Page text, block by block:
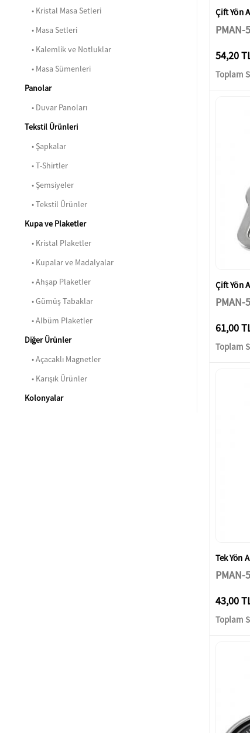
• Kristal Masa Setleri
• Masa Setleri
• Kalemlik ve Notluklar
• Masa Sümenleri
Panolar
• Duvar Panoları
Tekstil Ürünleri
• Şapkalar
• T-Shirtler
• Şemsiyeler
• Tekstil Ürünler
Kupa ve Plaketler
• Kristal Plaketler
• Kupalar ve Madalyalar
• Ahşap Plaketler
• Gümüş Tabaklar
• Albüm Plaketler
Diğer Ürünler
• Açacaklı Magnetler
• Karışık Ürünler
Kolonyalar
Çift Yön
PMAN-
54,20
Toplam
Çift Yön
PMAN-
61,00
Toplam
Tek Yön
PMAN-
43,00
Toplam